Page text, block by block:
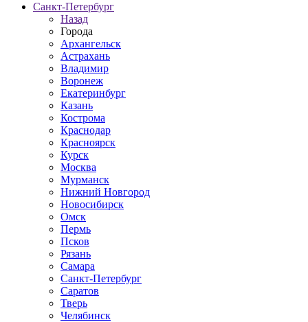
Санкт-Петербург
Назад
Города
Архангельск
Астрахань
Владимир
Воронеж
Екатеринбург
Казань
Кострома
Краснодар
Красноярск
Курск
Москва
Мурманск
Нижний Новгород
Новосибирск
Омск
Пермь
Псков
Рязань
Самара
Санкт-Петербург
Саратов
Тверь
Челябинск